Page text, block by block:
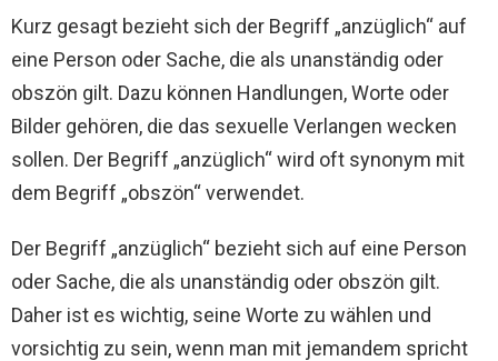
Kurz gesagt bezieht sich der Begriff „anzüglich“ auf
eine Person oder Sache, die als unanständig oder
obszön gilt. Dazu können Handlungen, Worte oder
Bilder gehören, die das sexuelle Verlangen wecken
sollen. Der Begriff „anzüglich“ wird oft synonym mit
dem Begriff „obszön“ verwendet.
Der Begriff „anzüglich“ bezieht sich auf eine Person
oder Sache, die als unanständig oder obszön gilt.
Daher ist es wichtig, seine Worte zu wählen und
vorsichtig zu sein, wenn man mit jemandem spricht